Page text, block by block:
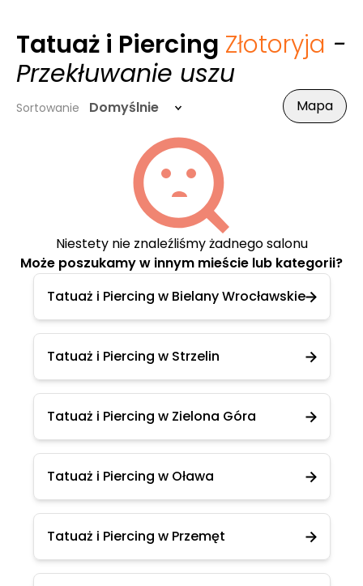
Tatuaż i Piercing Złotoryja -
Przekłuwanie uszu
Sortowanie Domyślnie Mapa
Niestety nie znaleźliśmy żadnego salonu
Może poszukamy w innym mieście lub kategorii?
Tatuaż i Piercing w Bielany Wrocławskie
Tatuaż i Piercing w Strzelin
Tatuaż i Piercing w Zielona Góra
Tatuaż i Piercing w Oława
Tatuaż i Piercing w Przemęt